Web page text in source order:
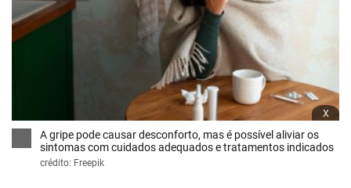
x
A gripe pode causar desconforto, mas é possível aliviar os
sintomas com cuidados adequados e tratamentos indicados
crédito: Freepik